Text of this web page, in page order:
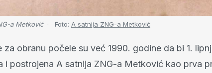
a Metković Foto: A satnija ZNG-a Metković
za obranu počele su već 1990. godine da bi 1.
i postrojena A satnija ZNG-a Metković kao prva